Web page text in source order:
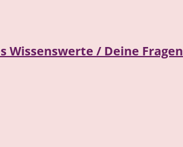
Wissenswerte / Deine Fragen